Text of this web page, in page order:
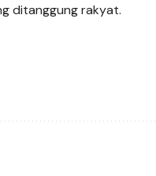
ditanggung rakyat.